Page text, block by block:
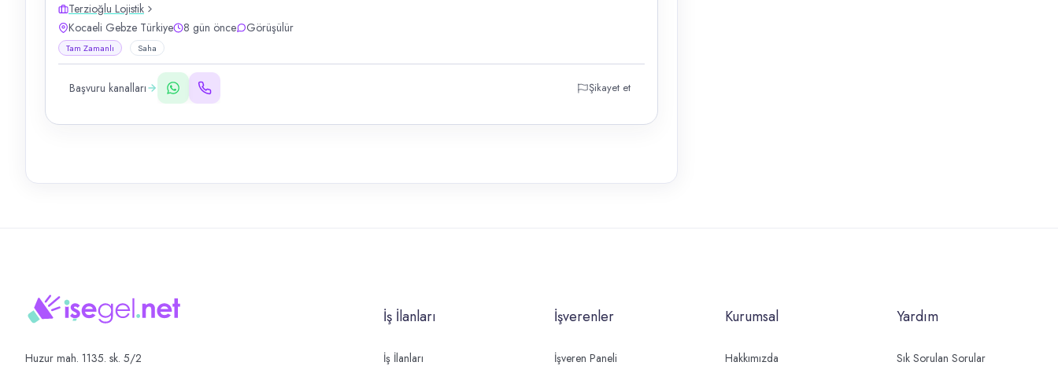
Terzioğlu Lojistik
Kocaeli Gebze Türkiye
8 gün önce Görüşülür
Tam Zamanlı Saha
Başvuru kanalları Şikayet et
Huzur mah. 1135. sk. 5/2
İş İlanları
İş İlanları
İşverenler
İşveren Paneli
Kurumsal
Hakkımızda
Yardım
Sık Sorulan Sorular